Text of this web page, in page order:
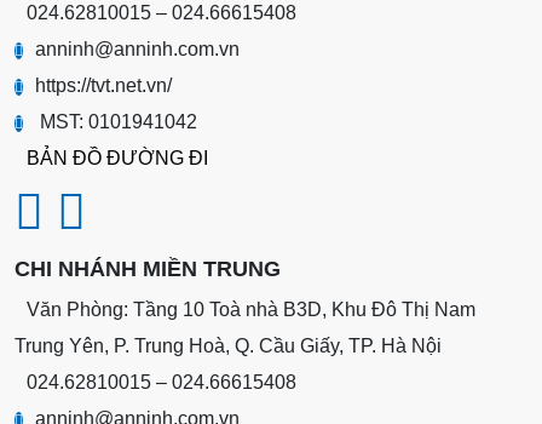
024.62810015 – 024.66615408
anninh@anninh.com.vn
https://tvt.net.vn/
MST: 0101941042
BẢN ĐỒ ĐƯỜNG ĐI
CHI NHÁNH MIỀN TRUNG
Văn Phòng: Tầng 10 Toà nhà B3D, Khu Đô Thị Nam
Trung Yên, P. Trung Hoà, Q. Cầu Giấy, TP. Hà Nội
024.62810015 – 024.66615408
anninh@anninh.com.vn